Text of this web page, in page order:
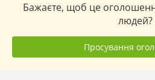
Бажаєте, щоб це
людей?
Просування